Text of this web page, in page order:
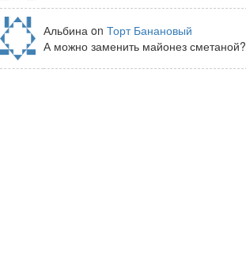
Альбина on Торт Банановый
А можно заменить майонез сметаной?